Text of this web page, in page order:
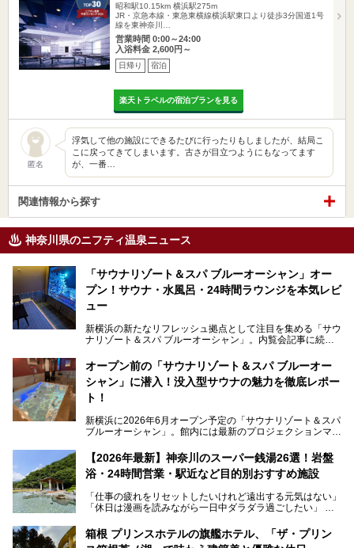
昭和駅10.15km 横浜駅275m
JR・京急本線・東急東横線横浜駅東口より徒歩3分国道1号
線を東神奈川…
営業時間 0:00～24:00
入浴料金 2,600円～
日帰り 宿泊
楽天トラベルの宿泊プランを見る
匿名
浮気して他の施設にできるたびに行ったりもしましたが、結局こ
こに戻ってきてしまいます。古さが目立つようにもなってます
が、一番…
関連情報から探す
神奈川県のニフティ温泉ニュース
「サウナリゾート＆スパ ブルーオーシャン」オー
プン！サウナ・水風呂・24時間ラウンジを本気レビ
ュー
新横浜の新たなリフレッシュ拠点として注目を集める「サウ
ナリゾート＆スパ ブルーオーシャン」。内覧会記事に続
す。サウナや水風呂の気持ちよさはもちろん、リラックスス
ペースの過ごしやすさまで徹底チェック。新横浜エリアで日
常の疲れをリセットしたい人、ライブやスポーツ観戦遠征組
は必見です。
オープン前の「サウナリゾート＆スパ ブルーオー
シャン」に潜入！没入型サウナの魅力を徹底レポー
ト！
新横浜に2026年6月オープン予定の「サウナリゾート＆スパ
ブルーオーシャン」。館内には最新のプロジェクションマッ
的な“没入感（イマーシブ）”を体験できます。
今回は、そんな大注目の施設に一足先にお邪魔し、その全貌
を見学させていただきました！
サウナ室の中に咲き誇る桜、魚たちが泳ぐ水風呂、そしてバ
リのビーチを思わせる休憩スペース…。驚きの連続だった館
【2026年最新】神奈川のスーパー銭湯26選！岩盤
浴・24時間営業・駅近など目的別おすすめ施設
「仕事の疲れをリセットしたいけれど遠出する元気はない」
「休日は漫画を読みながら一日中ダラダラ過ごしたい」
たい」
箱根 プリンスホテルの旗艦ホテル、「ザ・プリン